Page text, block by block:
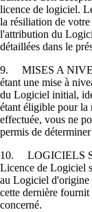
licence de logiciel.
la résiliation de
l'attribution du
détaillées dans le
9. MISES A
étant une mise à
du Logiciel initial,
étant éligible pour la
effectuée, vous ne
permis de
10. LOGICIELS
Licence de Logiciel
au Logiciel d'origine
cette dernière
concerné.